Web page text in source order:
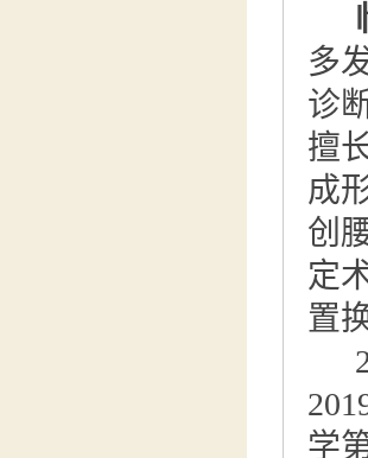
多
诊
擅
成
创
定
置
学